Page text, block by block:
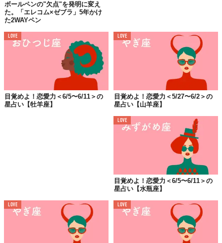
ボールペンの"欠点"を発明に変え
た。「エレコム×ゼブラ」5年かけ
た2WAYペン
LOVE
目覚めよ！恋愛力＜6/5〜6/11＞の
星占い【牡羊座】
LOVE
目覚めよ！恋愛力＜5/27〜6/2＞の
星占い【山羊座】
LOVE
目覚めよ！恋愛力＜6/5〜6/11＞の
星占い【水瓶座】
LOVE LOVE